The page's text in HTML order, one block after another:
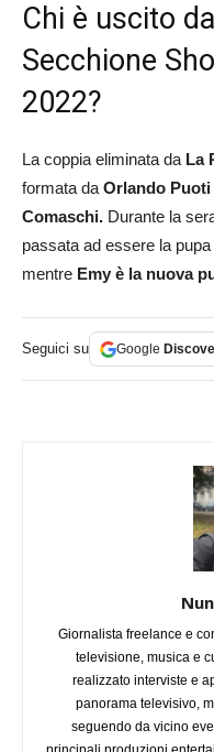
Chi è uscito
Secchione
2022?
La coppia eliminata da La
formata daOrlando
Comaschi. Durante la
passata ad essere la pupa
mentre Emy è la nuova
Seguici su Google
Giornalista freelance e
televisione, musica e
realizzato interviste e
panorama televisivo,
seguendo da vicino